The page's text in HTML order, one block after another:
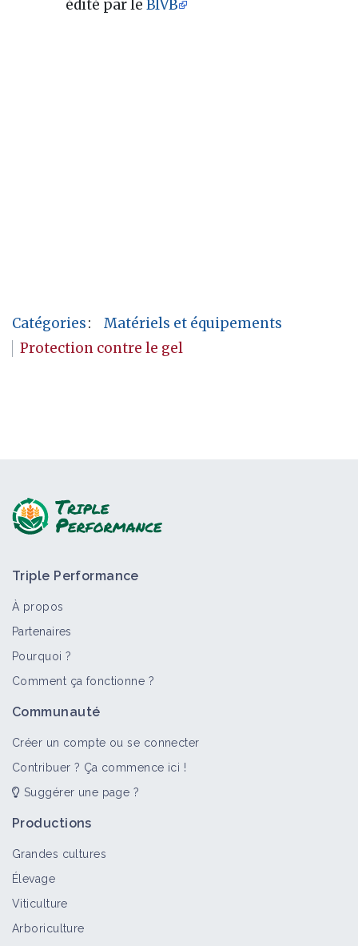
édité par leBIVB
Catégories:
Matériels et équipements
Protection contre le gel
Triple Performance
À propos
Partenaires
Pourquoi ?
Comment ça fonctionne ?
Communauté
Créer un compte ou se connecter
Contribuer ? Ça commence ici !
Suggérer une page ?
Productions
Grandes cultures
Élevage
Viticulture
Arboriculture